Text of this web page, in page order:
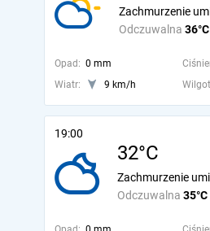
Odczuwalna 36°C
Zachmurzenie
Opad: 0 mm
Wiatr:
9 km/h
19:00
32°C
Odczuwalna 35°C
Zachmurzenie